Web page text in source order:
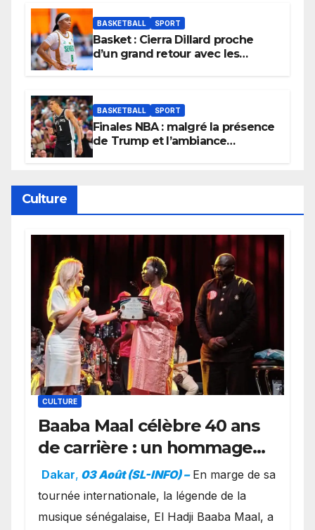
BASKETBALL SPORT
Basket : Cierra Dillard proche
d’un grand retour avec les
BASKETBALL SPORT
Finales NBA : malgré la présence
de Trump et l’ambiance
Culture
CULTURE
Baaba Maal célèbre 40 ans
de carrière : un hommage
exceptionnel à Oslo en
présence de la famille
royale.
Dakar, 03 Août (SL-INFO) – ​En marge de sa
tournée internationale, la légende de la
musique sénégalaise, El Hadji Baaba Maal, a